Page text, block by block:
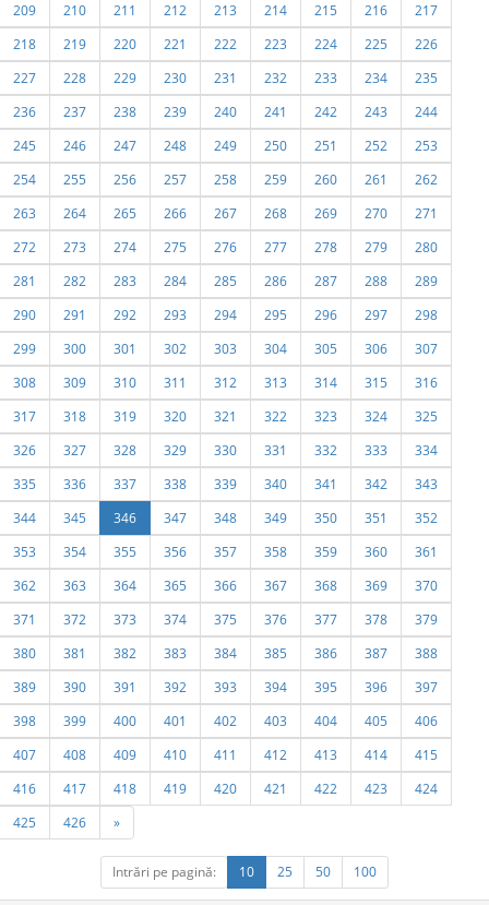
209
210 211 212 213 214 215 216
217
218
219 220 221 222 223 224 225
226
227
228 229 230 231 232 233 234
235
236
237 238 239 240 241 242 243
244
245
246 247 248 249 250 251 252
253
254
255 256 257 258 259 260 261
262
263
264 265 266 267 268 269 270
271
272
273 274 275 276 277 278 279
280
281
282 283 284 285 286 287 288
289
290
291 292 293 294 295 296 297
298
299
300 301 302 303 304 305 306
307
308
309 310 311 312 313 314 315
316
317
318 319 320 321 322 323 324
325
326
327 328 329 330 331 332 333
334
335
336 337 338 339 340 341 342
343
344
345 346 347 348 349 350 351
352
353
354 355 356 357 358 359 360
361
362
363 364 365 366 367 368 369
370
371
372 373 374 375 376 377 378
379
380
381 382 383 384 385 386 387
388
389
390 391 392 393 394 395 396
397
398
399 400 401 402 403 404 405
406
407
408 409 410 411 412 413 414
415
416
417 418 419 420 421 422 423
424
425
426 »
Intrări pe pagină: 10 25 50 100